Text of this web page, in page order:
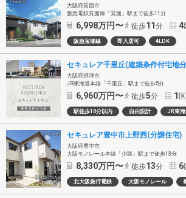
大阪府箕面市
阪急電鉄箕面線「箕面」駅まで徒歩11分
6,998万円〜 徒歩11 分 4
阪急宝塚線 即入居可 4LDK
セキュレア千里丘(建築条件付宅地
大阪府摂津市
JR東海道本線「千里丘」駅まで徒歩5分
6,960万円〜 徒歩5分 1
駅徒歩10分以内 自由設計 JR東
セキュレア豊中市上野西(分譲住宅)
大阪府豊中市
大阪モノレール本線「少路」駅まで徒歩13分
8,330万円〜 徒歩13分 6
北大阪急行電鉄 大阪モノレール